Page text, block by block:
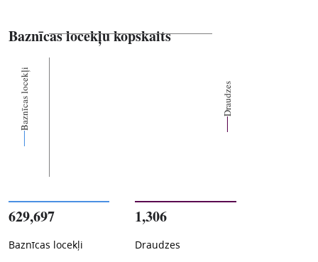
Baznīcas locekļu kopskaits
Baznīcas locekļi Draudzes
629,697
Baznīcas locekļi
1,306
Draudzes